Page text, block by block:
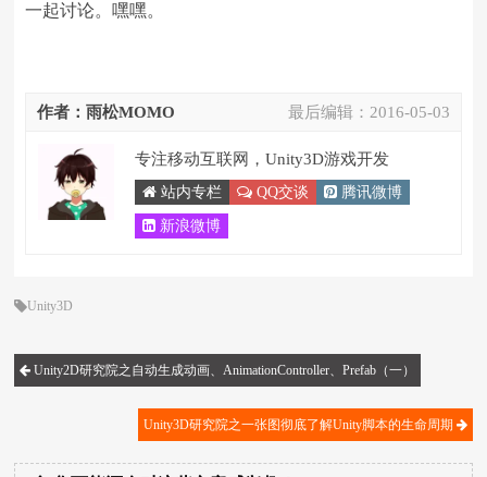
一起讨论。嘿嘿。
最后编辑： 2016-05-03
作者：雨松MOMO
专注移动互联网，Unity3D游戏开发
站内专栏 QQ交谈 腾讯微博
新浪微博
Unity3D
Unity2D研究院之自动生成动画、AnimationController、Prefab（一）
Unity3D研究院之一张图彻底了解Unity脚本的生命周期